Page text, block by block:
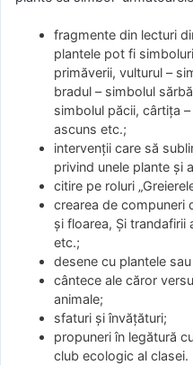
fragmente din lecturi
plantele pot fi
primăverii, vulturul –
bradul – simbolul
simbolul păcii, cârtiţa
ascuns etc.;
intervenţii care să
privind unele plante şi
citire pe roluri
crearea de compuneri
şi floarea, Şi trandafirii
etc.;
desene cu plantele
cântece ale căror
animale;
sfaturi şi învăţături;
propuneri în legătură
club ecologic al clasei.